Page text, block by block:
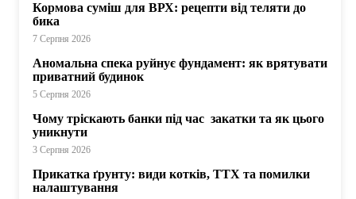
Кормова суміш для ВРХ: рецепти від теляти до
бика
7 Серпня 2026
Аномальна спека руйнує фундамент: як врятувати
приватний будинок
5 Серпня 2026
Чому тріскають банки під час закатки та як цього
уникнути
3 Серпня 2026
Прикатка ґрунту: види котків, ТТХ та помилки
налаштування